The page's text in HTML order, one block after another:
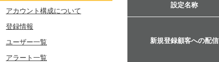
設定名称
新規登録顧客への配信
アカウント構成について
登録情報
ユーザー一覧
アラート一覧